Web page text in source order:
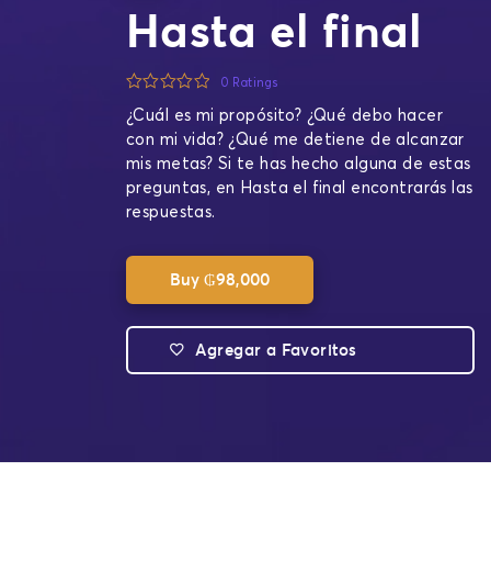
Hasta el final
0 Ratings
¿Cuál es mi propósito? ¿Qué debo hacer
con mi vida? ¿Qué me detiene de alcanzar
mis metas? Si te has hecho alguna de estas
preguntas, en Hasta el final encontrarás las
respuestas.
Buy ₲98,000
Agregar a Favoritos